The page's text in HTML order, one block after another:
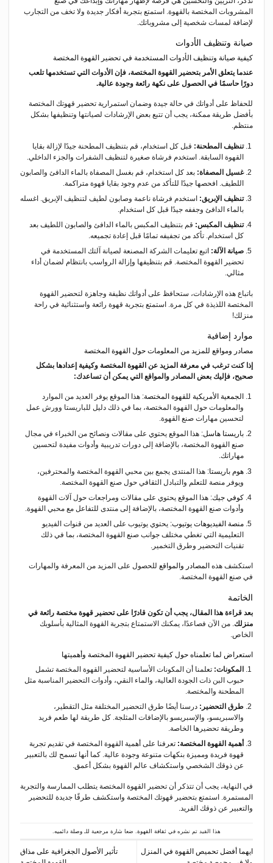
المشروبات المختصة بالقهوة. استمتع بتجربة أفكار جديدة ولا تخف من التجارب
لإضافة لمسات شخصية إلى مشروباتك.
صيانة وتنظيف الأدوات
كيفية صيانة وتنظيف الأدوات المستخدمة في تحضير القهوة المختصة
عندما يتعلق الأمر بتحضير القهوة المختصة، فإن الأدوات التي تستخدمها تلعب
دورًا حاسمًا في الحصول على نكهة رائعة وجودة عالية.
للحفاظ على أدواتك في حالة جيدة وضمان استمرارية تحضير قهوتك المختصة
بأفضل طريقة ممكنة، يجب أن تتبع بعض الإرشادات لصيانتها وتنظيفها بشكل
منتظم.
تنظيف المطحنة: قبل كل استخدام، قم بتنظيف المطحنة جيدًا لإزالة بقايا
القهوة السابقة. استخدم فرشاة صغيرة لتنظيف الشفرات والجزء الداخلي.
غسيل المصفاة: بعد كل استخدام، قم بغسل المصفاة بالماء الدافئ والصابون
اللطيف. افحصها جيدًا للتأكد من عدم وجود بقايا قهوة متراكمة.
تنظيف الإبريق: استخدم فرشاة ناعمة وصابون لطيف لتنظيف الإبريق. اغسله
بالماء الدافئ وجففه جيدًا قبل كل استخدام.
تنظيف المكبس: قم بتنظيف المكبس بالماء الدافئ والصابون اللطيف بعد
كل استخدام. تأكد من تجفيفه تمامًا قبل إعادة تجميعه.
صيانة الآلة: اتبع تعليمات الشركة المصنعة لصيانة آلتك المستخدمة في
تحضير القهوة المختصة. قم بتنظيفها وإزالة الرواسب بانتظام لضمان أداء
مثالي.
باتباع هذه الإرشادات، ستحافظ على أدواتك نظيفة وجاهزة لتحضير القهوة
المختصة اللذيذة في كل مرة. استمتع بتجربة قهوة رائعة واستثنائية في راحة
منزلك!
موارد إضافية
مصادر ومواقع للمزيد من المعلومات حول القهوة المختصة
إذا كنت ترغب في معرفة المزيد عن القهوة المختصة وكيفية إعدادها بشكل
صحيح، فإليك بعض المصادر والمواقع التي يمكن أن تساعدك:
الجمعية الأمريكية للقهوة المختصة: هذا الموقع يوفر العديد من الموارد
والمعلومات حول القهوة المختصة، بما في ذلك دليل للباريستا وورش عمل
لتحسين مهارات صنع القهوة.
باريستا هاسل: هذا الموقع يحتوي على مقالات ونصائح من الخبراء في مجال
صنع القهوة المختصة، بالإضافة إلى دورات تدريبية وأدوات مفيدة لتحسين
مهاراتك.
هوم باريستا: هذا المنتدى يجمع بين محبي القهوة المختصة والمحترفين،
ويوفر منصة للتعلم والتبادل الثقافي حول صنع القهوة المختصة.
كوفي جيك: هذا الموقع يحتوي على مقالات ومراجعات حول آلات القهوة
وأدوات صنع القهوة المختصة، بالإضافة إلى منتدى للتفاعل مع محبي القهوة.
منصة الفيديوهات يوتيوب: يحتوي يوتيوب على العديد من قنوات الفيديو
التعليمية التي تغطي مختلف جوانب صنع القهوة المختصة، بما في ذلك
تقنيات التحضير وطرق التخمير.
استكشف هذه المصادر والمواقعللحصول على المزيد من المعرفة والمهارات
في صنع القهوة المختصة.
الخاتمة
بعد قراءة هذا المقال، يجب أن تكون قادرًا على تحضير قهوة مختصة رائعة في
منزلك . من الآن فصاعدًا، يمكنك الاستمتاع بتجربة القهوة المثالية بأسلوبك
الخاص.
استعراض لما تعلمناه حول كيفية تحضير القهوة المختصة وأهميتها
المكونات: تعلمنا أن المكونات الأساسية لتحضير القهوة المختصة تشمل
حبوب البن ذات الجودة العالية، والماء النقي، وأدوات التحضير المناسبة مثل
المطحنة والمختصة.
طرق التحضير: درسنا أيضًا طرق التحضير المختلفة مثل التقطير،
والاسبريسو، والإسبريسو بالإضافات المثلجة. كل طريقة لها طعم فريد
وطريقة تحضيرها الخاصة.
أهمية القهوة المختصة: تعرفنا على أهمية القهوة المختصة في تقديم تجربة
قهوة فريدة ومميزة بنكهات متنوعة وجودة عالية. كما أنها تسمح لك بالتعبير
عن ذوقك الشخصي واستكشاف عالم القهوة بشكل أعمق.
في النهاية، يجب أن تتذكر أن تحضير القهوة المختصة يتطلب الممارسة والتجربة
المستمرة. استمتع بتحضير قهوتك المختصة واستكشف طرقًا جديدة للتحضير
والتعبير عن ذوقك الفريد.
هذا القيد تم نشره في ثقافة القهوة . ضعا شارة مرجعية للـ وصلة دائميه
ايهما أفضل تحميص القهوة في المنزل
تأثير الأصول الجغرافية على مذاق